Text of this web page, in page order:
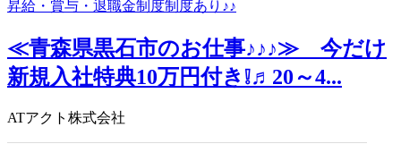
≪青森県黒石市のお仕事♪♪♪≫ 今だけ
新規入社特典10万円付き❕♬20～4...
ATアクト株式会社